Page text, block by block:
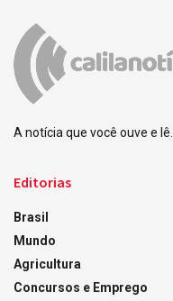
A notícia que você ouve e lê.
Editorias
Brasil
Mundo
Agricultura
Concursos e Emprego